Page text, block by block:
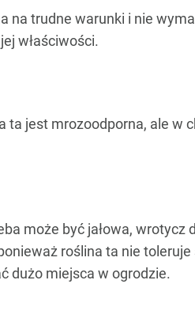
na trudne warunki i nie
właściwości.
jest mrozoodporna, ale w
może być jałowa, wrotycz
roślina ta nie
dużo miejsca w ogrodzie.